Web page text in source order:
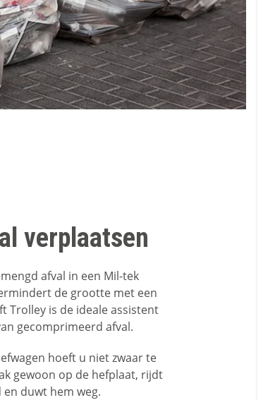
verplaatsen
afval in een Mil-tek
de grootte met een
Trolley is de ideale assistent
gecomprimeerd afval.
hoeft u niet zwaar te
gewoon op de hefplaat, rijdt
duwt hem weg.